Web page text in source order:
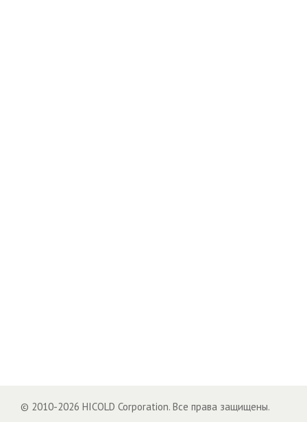
© 2010-2026 HICOLD Corporation. Все права защищены.